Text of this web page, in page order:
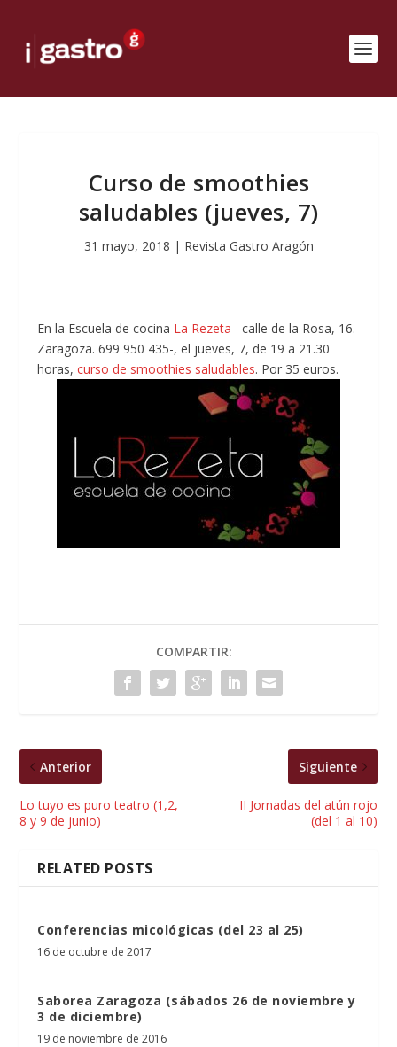
Curso de smoothies
saludables (jueves, 7)
31 mayo, 2018 | Revista Gastro Aragón
En la Escuela de cocina La Rezeta –calle de la Rosa, 16.
Zaragoza. 699 950 435-, el jueves, 7, de 19 a 21.30
horas,curso de smoothies saludables. Por 35 euros.
COMPARTIR:
Anterior
Lo tuyo es puro teatro (1,2,
8 y 9 de junio)
Siguiente
II Jornadas del atún rojo
(del 1 al 10)
RELATED POSTS
Conferencias micológicas (del 23 al 25)
16 de octubre de 2017
Saborea Zaragoza (sábados 26 de noviembre y
3 de diciembre)
19 de noviembre de 2016